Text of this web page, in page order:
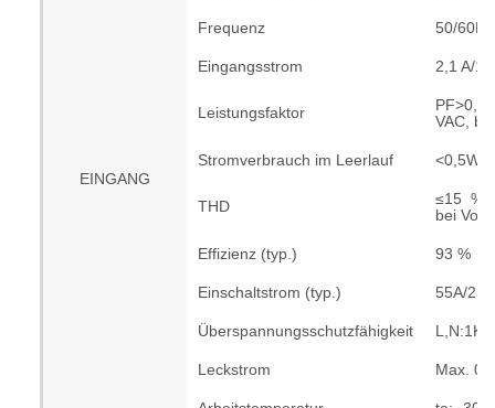
EINGANG
Frequenz 50/60Hz
Eingangsstrom 2,1 A/
Leistungsfaktor
VAC,
Stromverbrauch im Leerlauf <0,5W
THD
≤15 %
bei
Effizienz (typ.) 93 %
Einschaltstrom (typ.) 55A/
Überspannungsschutzfähigkeit
Leckstrom Max.